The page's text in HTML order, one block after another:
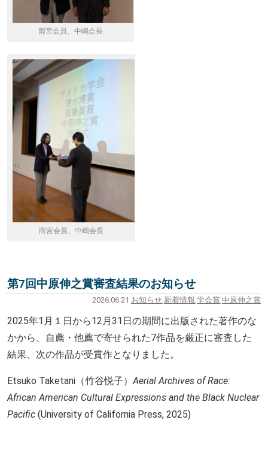
雨宮会員、中嶋会長
雨宮会員、中嶋会長
第7回中原伸之賞審査結果のお知らせ
2026.06.21 お知らせ 新着情報 学会賞 中原伸之賞
2025年1月１日から12月31日の期間に出版された著作のな
かから、自薦・他薦で寄せられた7作品を厳正に審査した
結果、次の作品が受賞作となりました。
Etsuko Taketani（竹谷悦子）Aerial Archives of Race:
African American Cultural Expressions and the Black Nuclear
Pacific (University of California Press, 2025)